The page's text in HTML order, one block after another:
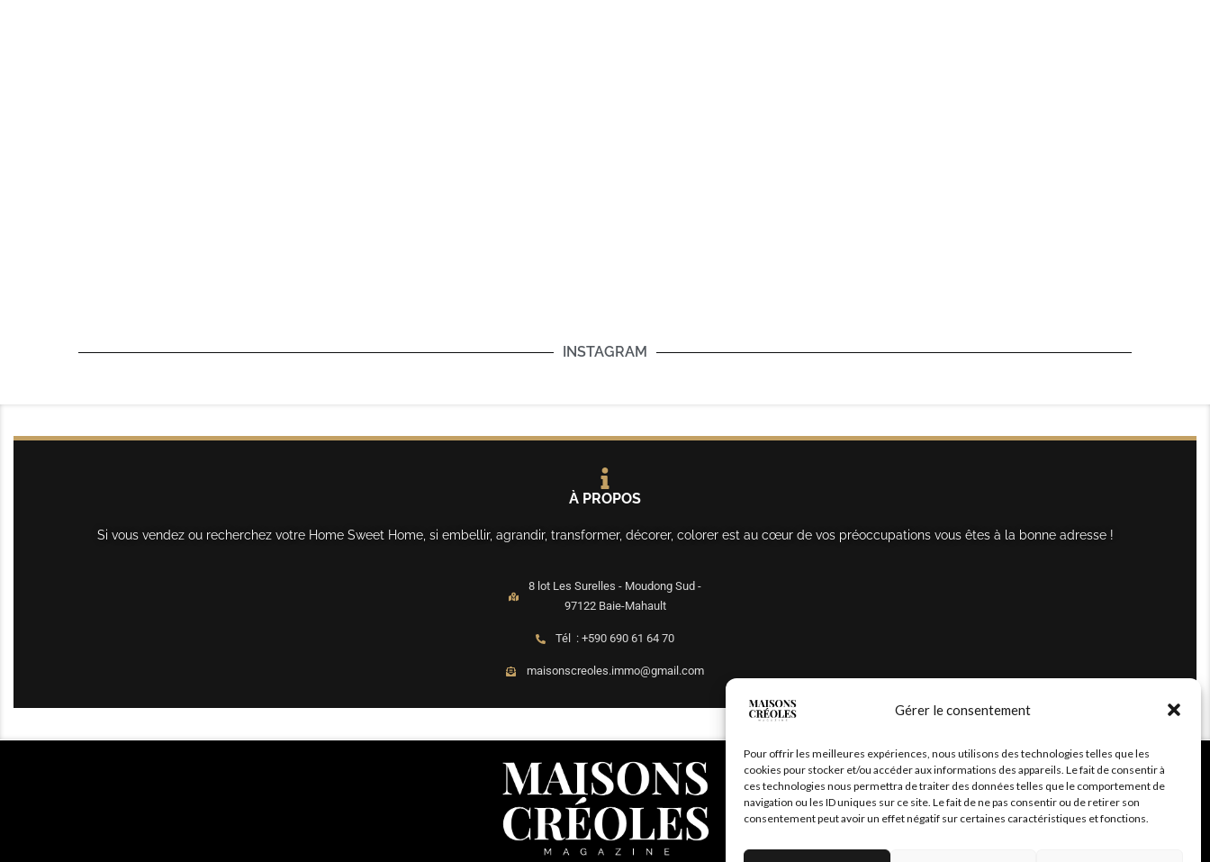
Gérer le consentement
Pour offrir les meilleures expériences, nous utilisons des technologies telles que les
cookies pour stocker et/ou accéder aux informations des appareils. Le fait de consentir à
ces technologies nous permettra de traiter des données telles que le comportement de
navigation ou les ID uniques sur ce site. Le fait de ne pas consentir ou de retirer son
consentement peut avoir un effet négatif sur certaines caractéristiques et fonctions.
INSTAGRAM
À PROPOS
Si vous vendez ou recherchez votre Home Sweet Home, si embellir, agrandir, transformer, décorer, colorer est au cœur de vos préoccupations vous êtes à la bonne adresse !
8 lot Les Surelles - Moudong Sud -
97122 Baie-Mahault
Tél : +590 690 61 64 70
maisonscreoles.immo@gmail.com